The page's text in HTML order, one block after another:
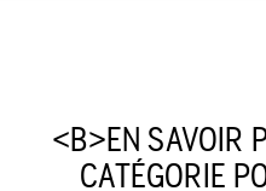
<B>EN SAVOIR
CATÉGORIE